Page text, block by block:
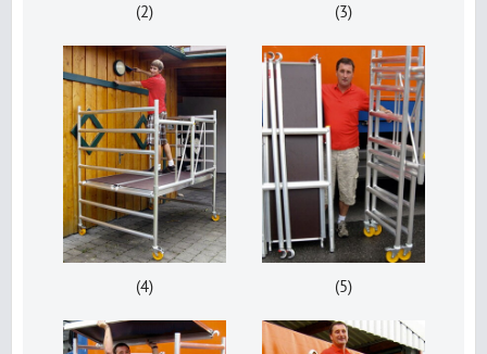
(2) (3)
(4) (5)